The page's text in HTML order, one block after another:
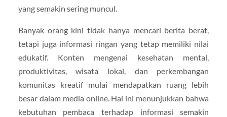
yang semakin sering muncul.
Banyak orang kini tidak hanya mencari berita berat,
tetapi juga informasi ringan yang tetap memiliki nilai
edukatif. Konten mengenai kesehatan mental,
produktivitas, wisata lokal, dan perkembangan
komunitas kreatif mulai mendapatkan ruang lebih
besar dalam media online. Hal ini menunjukkan bahwa
kebutuhan pembaca terhadap informasi semakin